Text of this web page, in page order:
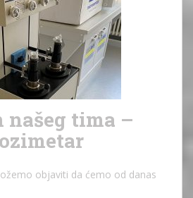
tima –
objaviti da ćemo od danas